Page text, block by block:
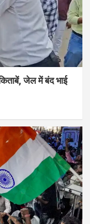
जेल में बंद भाई